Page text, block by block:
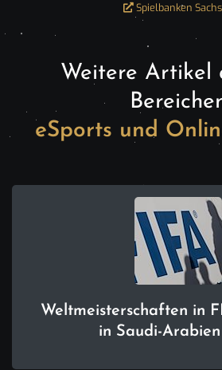
Spielbanken
Weitere Artikel
eSports und
Weltmeisterschaften in
in Saudi-